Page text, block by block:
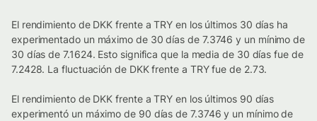
El rendimiento de DKK frente a TRY en los últimos 30 días ha
experimentado un máximo de 30 días de 7.3746 y un mínimo de
30 días de 7.1624. Esto significa que la media de 30 días fue de
7.2428. La fluctuación de DKK frente a TRY fue de 2.73.
El rendimiento de DKK frente a TRY en los últimos 90 días
experimentó un máximo de 90 días de 7.3746 y un mínimo de